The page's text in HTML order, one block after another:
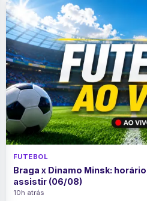
FUTEBOL
Braga x Dinamo Minsk:
assistir (06/08)
10h atrás